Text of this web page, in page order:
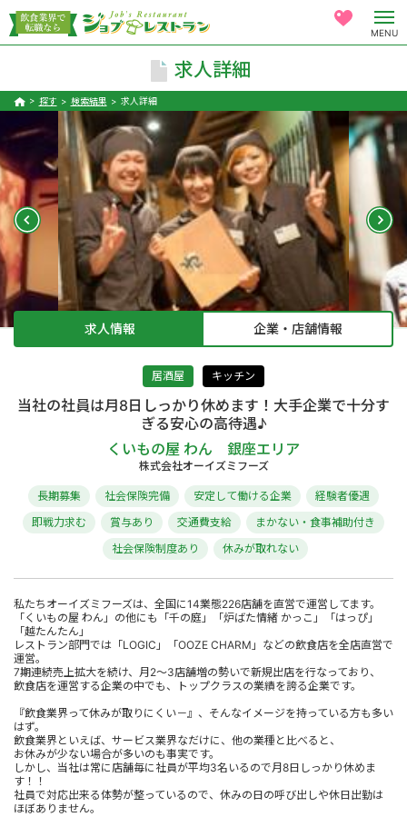
MENU
求人詳細
探す 検索結果 求人詳細
求人情報 企業・店舗情報
居酒屋 キッチン
当社の社員は月8日しっかり休めます！大手企業で十分す
ぎる安心の高待遇♪
くいもの屋 わん 銀座エリア
株式会社オーイズミフーズ
長期募集 社会保険完備 安定して働ける企業
経験者優遇
即戦力求む
賞与あり 交通費支給
まかない・食事補助付き
社会保険制度あり
休みが取れない
私たちオーイズミフーズは、全国に14業態226店舗を直営で運営してます。
「くいもの屋 わん」の他にも「千の庭」「炉ばた情緒 かっこ」「はっぴ」
「越たんたん」
レストラン部門では「LOGIC」「OOZE CHARM」などの飲食店を全店直営で
運営。
7期連続売上拡大を続け、月2～3店舗増の勢いで新規出店を行なっており、
飲食店を運営する企業の中でも、トップクラスの業績を誇る企業です。
『飲食業界って休みが取りにくい－』、そんなイメージを持っている方も多い
はず。
飲食業界といえば、サービス業界なだけに、他の業種と比べると、
お休みが少ない場合が多いのも事実です。
しかし、当社は常に店舗毎に社員が平均3名いるので月8日しっかり休めま
す！！
社員で対応出来る体勢が整っているので、休みの日の呼び出しや休日出勤は
ほぼありません。